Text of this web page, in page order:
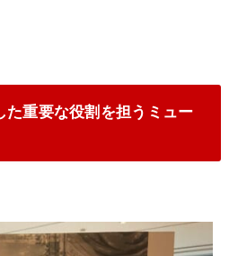
た重要な役割を担うミュー